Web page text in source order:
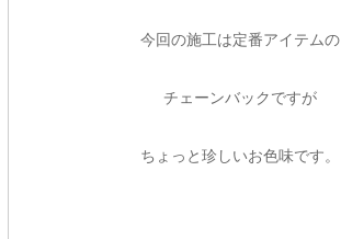
今回の施工は定番アイテムの
チェーンバックですが
ちょっと珍しいお色味です。